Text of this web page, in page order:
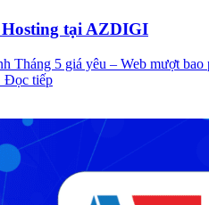
Hosting tại AZDIGI
5 giá yêu – Web mượt
Đọc tiếp